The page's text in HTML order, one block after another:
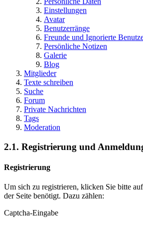
Einstellungen
Avatar
Benutzerränge
Freunde und Ignorierte
Persönliche Notizen
Galerie
Blog
Mitglieder
Texte schreiben
Suche
Forum
Private Nachrichten
Tags
Moderation
2.1. Registrierung und
Registrierung
Um sich zu registrieren, klicken Sie bitte
der Seite benötigt. Dazu zählen:
Captcha-Eingabe